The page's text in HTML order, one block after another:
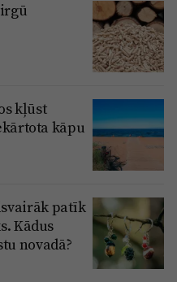
kļūst
kāpu
patīk
Kādus
novadā?